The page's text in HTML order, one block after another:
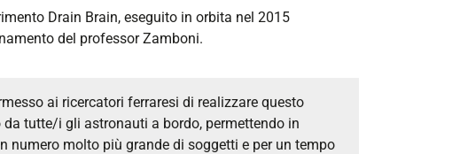
Drain Brain, eseguito in orbita nel 2015
del professor Zamboni.
ai ricercatori ferraresi di realizzare questo
tutte/i gli astronauti a bordo, permettendo in
numero molto più grande di soggetti e per un tempo